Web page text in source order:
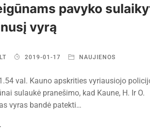
pavyko
vyrą
2019-01-17 NAUJIENOS
val. Kauno apskrities vyriausiojo
sulaukė pranešimo, kad Kaune, H. Ir O.
vyras bandė patekti…